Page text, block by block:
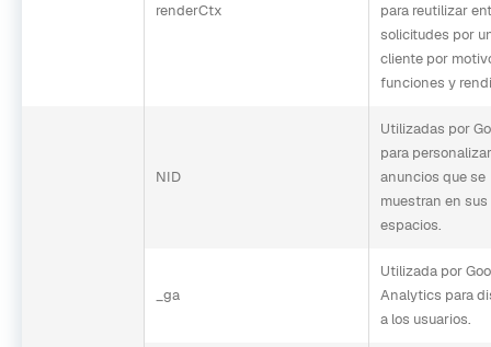
renderCtx
para reutilizar
solicitudes por
cliente por
funciones y
NID
Utilizadas por
para
anuncios que se
muestran en sus
espacios.
_ga
Utilizada por
Analytics para
a los usuarios.